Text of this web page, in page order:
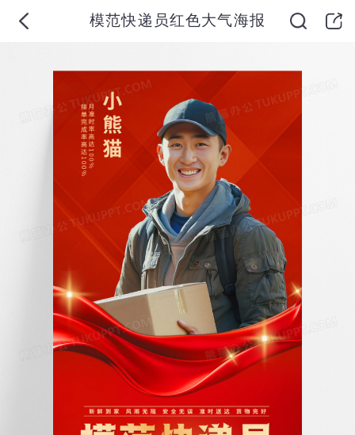
模范快递员红色大气海报